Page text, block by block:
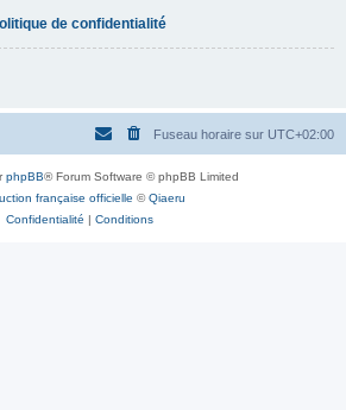
de confidentialité
Fuseau horaire sur UTC+02:00
phpBB® Forum Software © phpBB Limited
française officielle ©Qiaeru
Confidentialité | Conditions